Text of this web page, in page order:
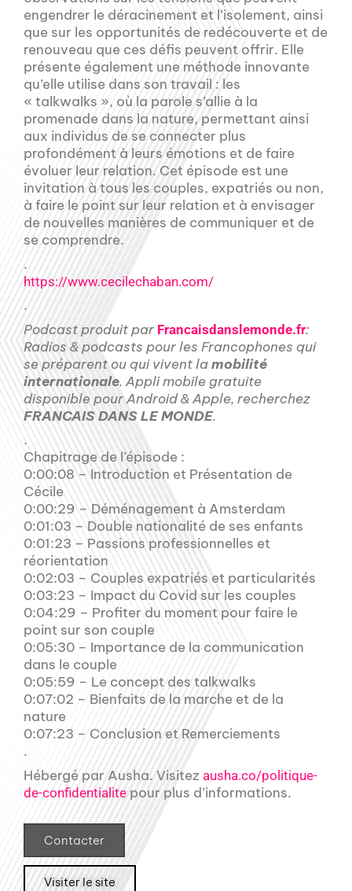
engendrer le déracinement et l’isolement, ainsi
que sur les opportunités de redécouverte et de
renouveau que ces défis peuvent offrir. Elle
présente également une méthode innovante
qu’elle utilise dans son travail : les
« talkwalks », où la parole s’allie à la
promenade dans la nature, permettant ainsi
aux individus de se connecter plus
profondément à leurs émotions et de faire
évoluer leur relation. Cet épisode est une
invitation à tous les couples, expatriés ou non,
à faire le point sur leur relation et à envisager
de nouvelles manières de communiquer et de
se comprendre.
.
https://www.cecilechaban.com/
.
Podcast produit par Francaisdanslemonde.fr:
Radios & podcasts pour les Francophones qui
se préparent ou qui vivent lamobilité
internationale. Appli mobile gratuite
disponible pour Android & Apple, recherchez
FRANCAIS DANS LE MONDE.
.
Chapitrage de l’épisode :
0:00:08 – Introduction et Présentation de
Cécile
0:00:29 – Déménagement à Amsterdam
0:01:03 – Double nationalité de ses enfants
0:01:23 – Passions professionnelles et
réorientation
0:02:03 – Couples expatriés et particularités
0:03:23 – Impact du Covid sur les couples
0:04:29 – Profiter du moment pour faire le
point sur son couple
0:05:30 – Importance de la communication
dans le couple
0:05:59 – Le concept des talkwalks
0:07:02 – Bienfaits de la marche et de la
nature
0:07:23 – Conclusion et Remerciements
.
Hébergé par Ausha. Visitez ausha.co/politique-
de-confidentialite pour plus d’informations.
Contacter
Visiter le site